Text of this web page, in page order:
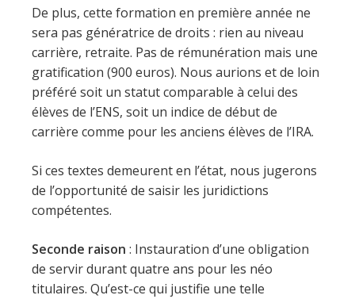
De plus, cette formation en première année ne
sera pas génératrice de droits : rien au niveau
carrière, retraite. Pas de rémunération mais une
gratification (900 euros). Nous aurions et de loin
préféré soit un statut comparable à celui des
élèves de l’ENS, soit un indice de début de
carrière comme pour les anciens élèves de l’IRA.
Si ces textes demeurent en l’état, nous jugerons
de l’opportunité de saisir les juridictions
compétentes.
Seconde raison : Instauration d’une obligation
de servir durant quatre ans pour les néo
titulaires. Qu’est-ce qui justifie une telle